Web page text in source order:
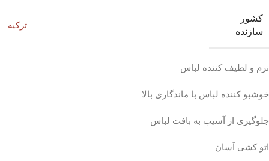
کشور
سازنده
ترکیه
نرم و لطیف کننده لباس
خوشبو کننده لباس با ماندگاری بالا
جلوگیری از آسیب به بافت لباس
اتو کشی آسان